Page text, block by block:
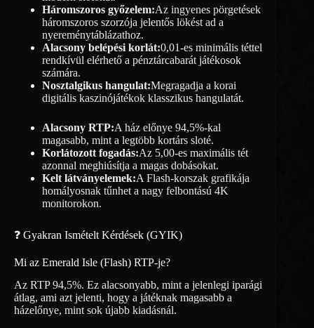
Háromszoros győzelem:Az ingyenes pörgetések
háromszoros szorzója jelentős lökést ad a
nyereménytáblázathoz.
Alacsony belépési korlát:0,01-es minimális téttel
rendkívül elérhető a pénztárcabarát játékosok
számára.
Nosztalgikus hangulat:Megragadja a korai
digitális kaszinójátékok klasszikus hangulatát.
Alacsony RTP:A ház előnye 94,5%-kal
magasabb, mint a legtöbb kortárs sloté.
Korlátozott fogadás:Az 5,00-es maximális tét
azonnal meghiúsítja a magas dobásokat.
Kelt látványelemek:A Flash-korszak grafikája
homályosnak tűnhet a nagy felbontású 4K
monitorokon.
❓ Gyakran Ismételt Kérdések (GYIK)
Mi az Emerald Isle (Flash) RTP-je?
Az RTP 94,5%. Ez alacsonyabb, mint a jelenlegi iparági
átlag, ami azt jelenti, hogy a játéknak magasabb a
házelőnye, mint sok újabb kiadásnál.